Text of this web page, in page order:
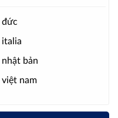
đức
italia
nhật bản
việt nam